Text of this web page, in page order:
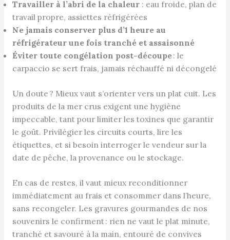
Travailler à l’abri de la chaleur: eau froide, plan de
travail propre, assiettes réfrigérées
Ne jamais conserver plus d’1 heure au
réfrigérateur une fois tranché et assaisonné
Éviter toute congélation post-découpe: le
carpaccio se sert frais, jamais réchauffé ni décongelé
Un doute ? Mieux vaut s’orienter vers un plat cuit. Les
produits de la mer crus exigent une hygiène
impeccable, tant pour limiter les toxines que garantir
le goût. Privilégier les circuits courts, lire les
étiquettes, et si besoin interroger le vendeur sur la
date de pêche, la provenance ou le stockage.
En cas de restes, il vaut mieux reconditionner
immédiatement au frais et consommer dans l’heure,
sans recongeler. Les gravures gourmandes de nos
souvenirs le confirment : rien ne vaut le plat minute,
tranché et savouré à la main, entouré de convives